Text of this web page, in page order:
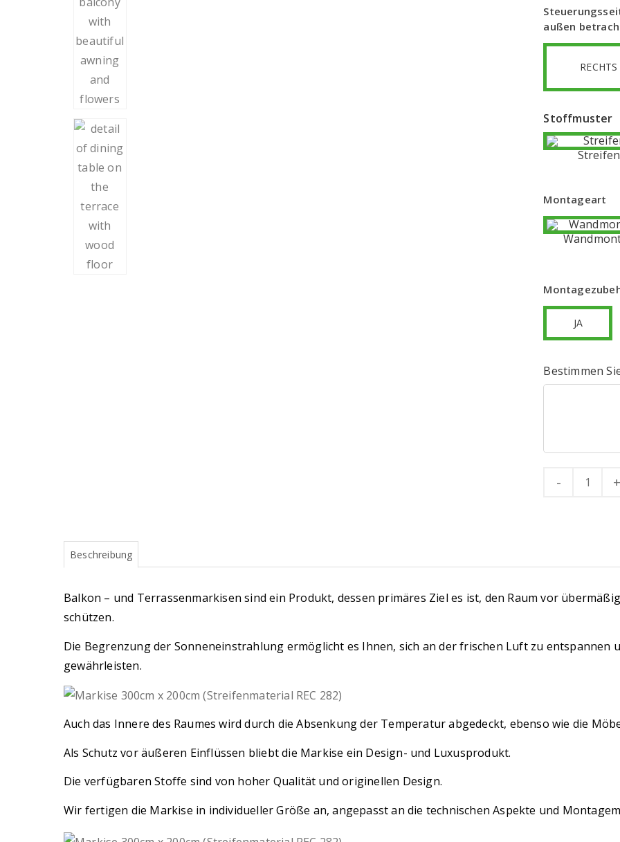
außen
RECHTS
Stoffmuster
Streifen
Montageart
JA
Bestimmen
Quantity
Beschreibung
Balkon – und Terrassenmarkisen sind ein Produkt, dessen primäres Ziel es ist, den Raum vor
schützen.
Die Begrenzung der Sonneneinstrahlung ermöglicht es Ihnen, sich an der frischen Luft zu entspannen
gewährleisten.
Auch das Innere des Raumes wird durch die Absenkung der Temperatur abgedeckt, ebenso wie die
Als Schutz vor äußeren Einflüssen bliebt die Markise ein Design- und Luxusprodukt.
Die verfügbaren Stoffe sind von hoher Qualität und originellen Design.
Wir fertigen die Markise in individueller Größe an, angepasst an die technischen Aspekte und